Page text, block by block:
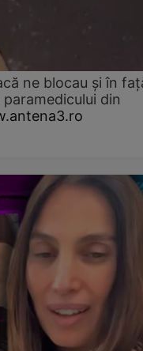
ne blocau şi în
din